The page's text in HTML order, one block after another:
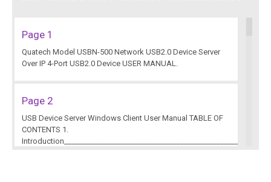
Page 1
Quatech Model USBN-500 Network USB2.0 Device Server
Over IP 4-Port USB2.0 Device USER MANUAL.
Page 2
USB Device Server Windows Client User Manual TABLE OF
CONTENTS 1.